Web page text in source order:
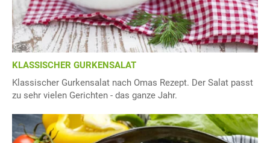
KLASSISCHER GURKENSALAT
Klassischer Gurkensalat nach Omas Rezept. Der Salat passt
zu sehr vielen Gerichten - das ganze Jahr.